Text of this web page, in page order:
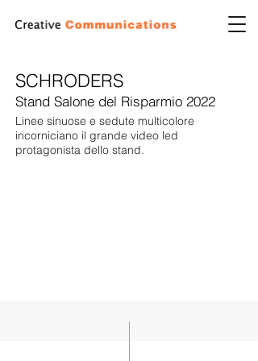
SCHRODERS
Stand Salone del Risparmio 2022
Linee sinuose e sedute multicolore
incorniciano il grande video led
protagonista dello stand.